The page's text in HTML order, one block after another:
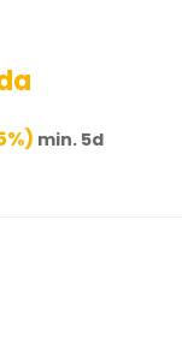
min. 5d